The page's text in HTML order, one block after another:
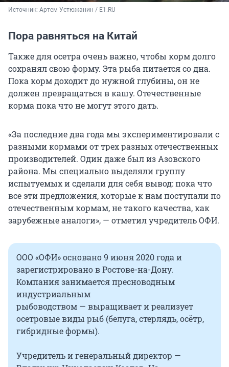
Источник: Артем Устюжанин / E1.RU
Пора равняться на Китай
Также для осетра очень важно, чтобы корм долго
сохранял свою форму. Эта рыба питается со дна.
Пока корм доходит до нужной глубины, он не
должен превращаться в кашу. Отечественные
корма пока что не могут этого дать.
«За последние два года мы экспериментировали с
разными кормами от трех разных отечественных
производителей. Один даже был из Азовского
района. Мы специально выделяли группу
испытуемых и сделали для себя вывод: пока что
все эти предложения, которые к нам поступали по
отечественным кормам, не такого качества, как
зарубежные аналоги», — отметил учредитель ОФИ.
ООО «ОФИ» основано 9 июня 2020 года и
зарегистрировано в Ростове-на-Дону.
Компания занимается пресноводным
индустриальным
рыбоводством — выращивает и реализует
осетровые виды рыб (белуга, стерлядь, осётр,
гибридные формы).
Учредитель и генеральный директор —